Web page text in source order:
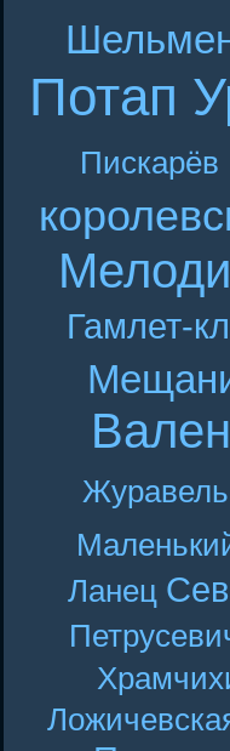
Потап
Пискарёв
Гамлет-
Журавель
Ланец